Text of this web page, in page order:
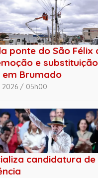
ponte do São Félix
e
em Brumado
2026 / 05h00
candidatura de